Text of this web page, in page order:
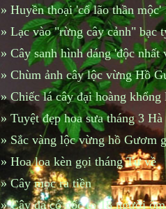
» Huyền thoại 'cổ lão thần
» Lạc vào "rừng cây cảnh" bạc
» Cây sanh hình dáng 'độc
» Chùm ảnh cây lộc vừng Hồ
»Chiếc lá cây đại hoàng khổng
» Tuyệt đẹp hoa sưa tháng 3
»Sắc vàng lộc vừng hồ Gươm
» Hoa loa kèn gọi tháng Tư về
»Cây mọc ra tiền
»Cây đa có gốc to 18 người ôm